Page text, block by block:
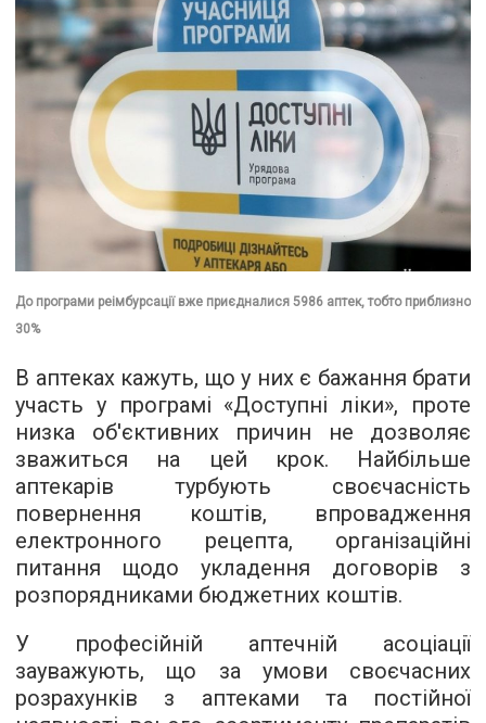
До програми реімбурсації вже приєдналися 5986 аптек, тобто приблизно
30%
В аптеках кажуть, що у них є бажання брати
участь у програмі «Доступні ліки», проте
низка об'єктивних причин не дозволяє
зважиться на цей крок. Найбільше
аптекарів турбують своєчасність
повернення коштів, впровадження
електронного рецепта, організаційні
питання щодо укладення договорів з
розпорядниками бюджетних коштів.
У професійній аптечній асоціації
зауважують, що за умови своєчасних
розрахунків з аптеками та постійної